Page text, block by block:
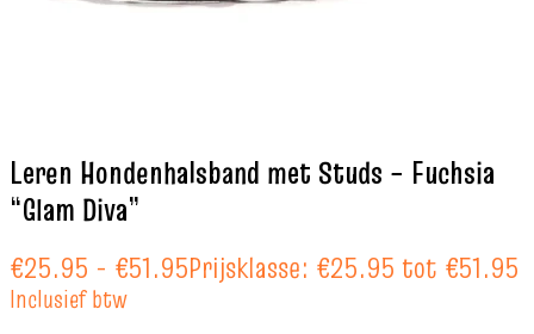
Leren Hondenhalsband met Studs – Fuchsia
“Glam Diva”
€25.95 - €51.95Prijsklasse: €25.95 tot €51.95
Inclusief btw